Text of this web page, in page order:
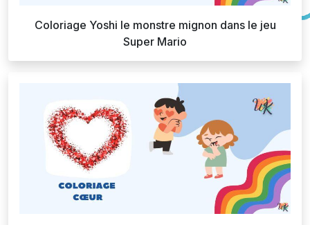
Coloriage Yoshi le monstre mignon dans le jeu
Super Mario